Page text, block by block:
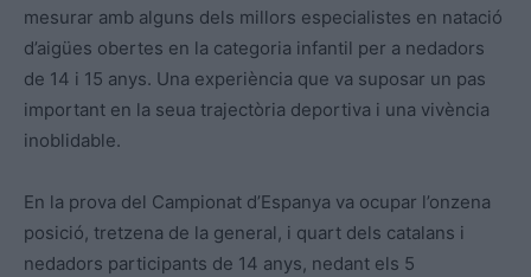
mesurar amb alguns dels millors especialistes en natació
d’aigües obertes en la categoria infantil per a nedadors
de 14 i 15 anys. Una experiència que va suposar un pas
important en la seua trajectòria deportiva i una vivència
inoblidable.
En la prova del Campionat d’Espanya va ocupar l’onzena
posició, tretzena de la general, i quart dels catalans i
nedadors participants de 14 anys, nedant els 5